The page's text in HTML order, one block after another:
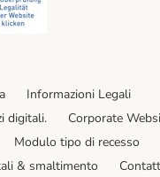
Informazioni Legali
digitali.
Corporate
Modulo tipo di recesso
& smaltimento